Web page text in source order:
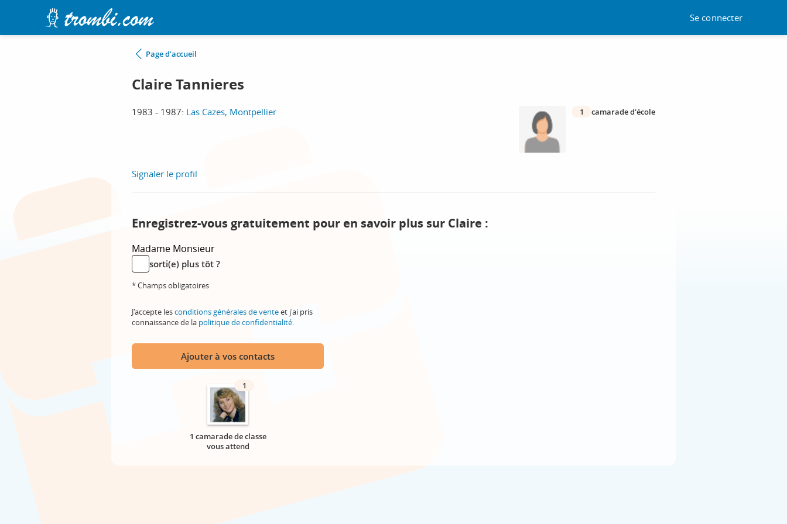
Se connecter
Page d'accueil
Claire Tannieres
1983 - 1987: Las Cazes, Montpellier 1 camarade d'école
Signaler le profil
Enregistrez-vous gratuitement pour en savoir plus sur Claire :
Madame Monsieur
sorti(e) plus tôt ?
* Champs obligatoires
J'accepte lesconditions générales de venteet j'ai pris
connaissance de la politique de confidentialité.
Ajouter à vos contacts
1
1 camarade de classe
vous attend